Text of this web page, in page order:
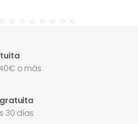
o más
30 días